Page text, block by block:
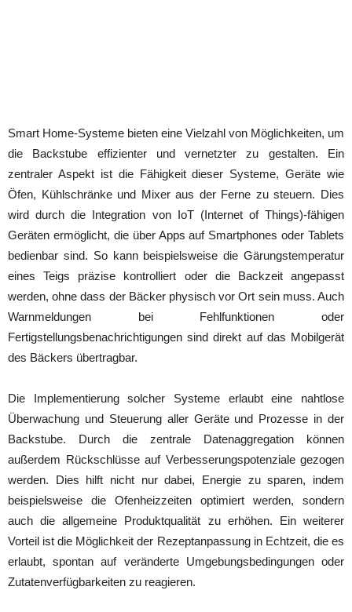
Smart Home-Systeme bieten eine Vielzahl von Möglichkeiten, um
die Backstube effizienter und vernetzter zu gestalten. Ein
zentraler Aspekt ist die Fähigkeit dieser Systeme, Geräte wie
Öfen, Kühlschränke und Mixer aus der Ferne zu steuern. Dies
wird durch die Integration von IoT (Internet of Things)-fähigen
Geräten ermöglicht, die über Apps auf Smartphones oder Tablets
bedienbar sind. So kann beispielsweise die Gärungstemperatur
eines Teigs präzise kontrolliert oder die Backzeit angepasst
werden, ohne dass der Bäcker physisch vor Ort sein muss. Auch
Warnmeldungen bei Fehlfunktionen oder
Fertigstellungsbenachrichtigungen sind direkt auf das Mobilgerät
des Bäckers übertragbar.
Die Implementierung solcher Systeme erlaubt eine nahtlose
Überwachung und Steuerung aller Geräte und Prozesse in der
Backstube. Durch die zentrale Datenaggregation können
außerdem Rückschlüsse auf Verbesserungspotenziale gezogen
werden. Dies hilft nicht nur dabei, Energie zu sparen, indem
beispielsweise die Ofenheizzeiten optimiert werden, sondern
auch die allgemeine Produktqualität zu erhöhen. Ein weiterer
Vorteil ist die Möglichkeit der Rezeptanpassung in Echtzeit, die es
erlaubt, spontan auf veränderte Umgebungsbedingungen oder
Zutatenverfügbarkeiten zu reagieren.